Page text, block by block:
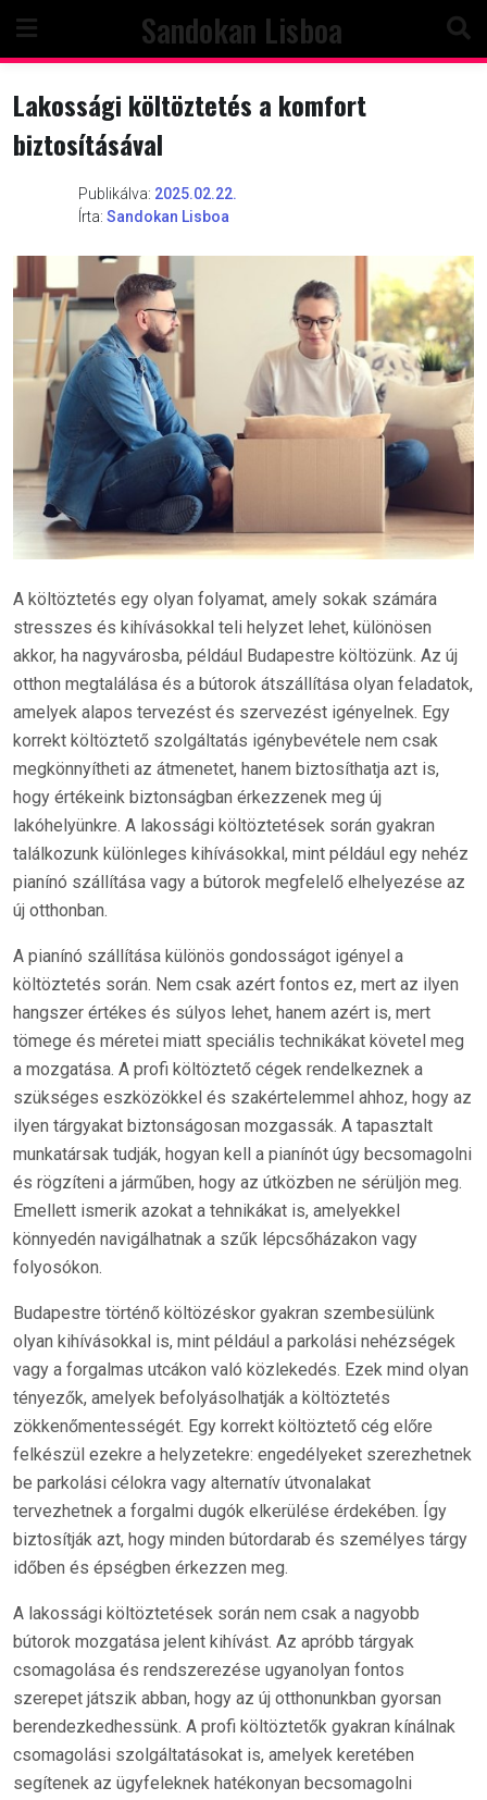
content
Sandokan Lisboa
Lakossági költöztetés a komfort
biztosításával
Publikálva: 2025.02.22.
Írta: Sandokan Lisboa
A költöztetés egy olyan folyamat, amely sokak számára
stresszes és kihívásokkal teli helyzet lehet, különösen
akkor, ha nagyvárosba, például Budapestre költözünk. Az új
otthon megtalálása és a bútorok átszállítása olyan feladatok,
amelyek alapos tervezést és szervezést igényelnek. Egy
korrekt költöztető szolgáltatás igénybevétele nem csak
megkönnyítheti az átmenetet, hanem biztosíthatja azt is,
hogy értékeink biztonságban érkezzenek meg új
lakóhelyünkre. A lakossági költöztetések során gyakran
találkozunk különleges kihívásokkal, mint például egy nehéz
pianínó szállítása vagy a bútorok megfelelő elhelyezése az
új otthonban.
A pianínó szállítása különös gondosságot igényel a
költöztetés során. Nem csak azért fontos ez, mert az ilyen
hangszer értékes és súlyos lehet, hanem azért is, mert
tömege és méretei miatt speciális technikákat követel meg
a mozgatása. A profi költöztető cégek rendelkeznek a
szükséges eszközökkel és szakértelemmel ahhoz, hogy az
ilyen tárgyakat biztonságosan mozgassák. A tapasztalt
munkatársak tudják, hogyan kell a pianínót úgy becsomagolni
és rögzíteni a járműben, hogy az útközben ne sérüljön meg.
Emellett ismerik azokat a tehnikákat is, amelyekkel
könnyedén navigálhatnak a szűk lépcsőházakon vagy
folyosókon.
Budapestre történő költözéskor gyakran szembesülünk
olyan kihívásokkal is, mint például a parkolási nehézségek
vagy a forgalmas utcákon való közlekedés. Ezek mind olyan
tényezők, amelyek befolyásolhatják a költöztetés
zökkenőmentességét. Egy korrekt költöztető cég előre
felkészül ezekre a helyzetekre: engedélyeket szerezhetnek
be parkolási célokra vagy alternatív útvonalakat
tervezhetnek a forgalmi dugók elkerülése érdekében. Így
biztosítják azt, hogy minden bútordarab és személyes tárgy
időben és épségben érkezzen meg.
A lakossági költöztetések során nem csak a nagyobb
bútorok mozgatása jelent kihívást. Az apróbb tárgyak
csomagolása és rendszerezése ugyanolyan fontos
szerepet játszik abban, hogy az új otthonunkban gyorsan
berendezkedhessünk. A profi költöztetők gyakran kínálnak
csomagolási szolgáltatásokat is, amelyek keretében
segítenek az ügyfeleknek hatékonyan becsomagolni